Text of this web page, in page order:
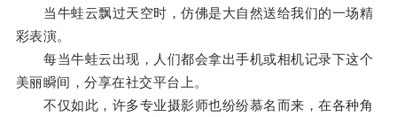
当牛蛙云飘过天空时，仿佛是大自然送给我们的一场精
彩表演。
每当牛蛙云出现，人们都会拿出手机或相机记录下这个
美丽瞬间，分享在社交平台上。
不仅如此，许多专业摄影师也纷纷慕名而来，在各种角